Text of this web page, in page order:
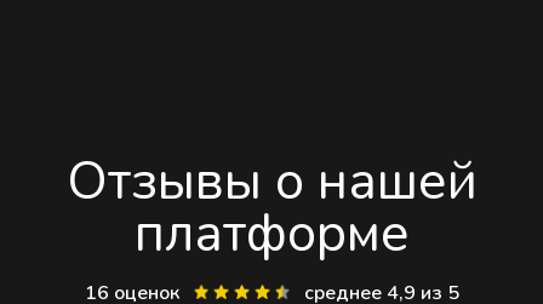
Отзывы о нашей
платформе
16 оценок среднее 4,9 из 5